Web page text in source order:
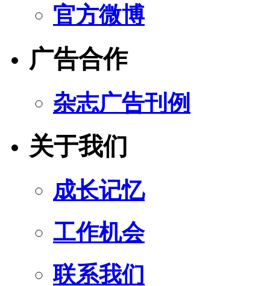
官方微博
广告合作
杂志广告刊例
关于我们
成长记忆
工作机会
联系我们